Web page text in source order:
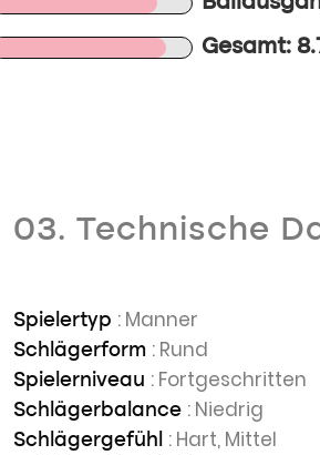
Gesamt:
03. Technische
Spielertyp : Manner
Schlägerform : Rund
Spielerniveau : Fortgeschritten
Schlägerbalance : Niedrig
Schlägergefühl : Hart, Mittel